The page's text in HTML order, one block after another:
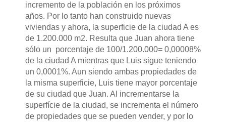
incremento de la población en los próximos
años. Por lo tanto han construido nuevas
viviendas y ahora, la superficie de la ciudad A es
de 1.200.000 m2. Resulta que Juan ahora tiene
sólo un porcentaje de 100/1.200.000= 0,00008%
de la ciudad A mientras que Luis sigue teniendo
un 0,0001%. Aun siendo ambas propiedades de
la misma superficie, Luis tiene mayor porcentaje
de su ciudad que Juan. Al incrementarse la
superfície de la ciudad, se incrementa el número
de propiedades que se pueden vender, y por lo